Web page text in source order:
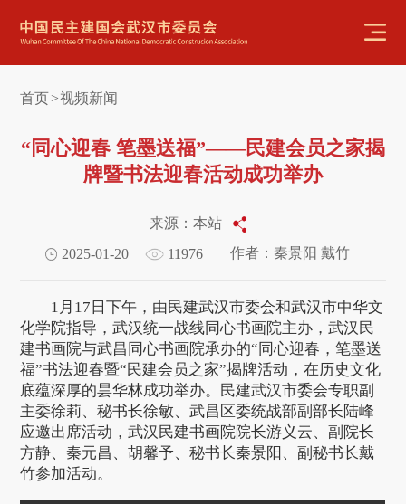
首页>视频新闻
“同心迎春 笔墨送福”——民建会员之家揭
牌暨书法迎春活动成功举办
来源：本站
2025-01-20
11976 作者：秦景阳 戴竹
1月17日下午，由民建武汉市委会和武汉市中华文
化学院指导，武汉统一战线同心书画院主办，武汉民
建书画院与武昌同心书画院承办的“同心迎春，笔墨送
福”书法迎春暨“民建会员之家”揭牌活动，在历史文化
底蕴深厚的昙华林成功举办。民建武汉市委会专职副
主委徐莉、秘书长徐敏、武昌区委统战部副部长陆峰
应邀出席活动，武汉民建书画院院长游义云、副院长
方静、秦元昌、胡馨予、秘书长秦景阳、副秘书长戴
竹参加活动。